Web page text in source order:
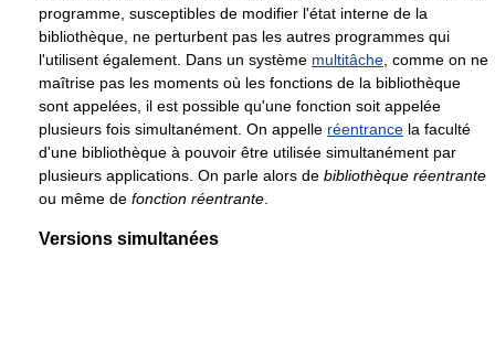
programme, susceptibles de modifier l'état interne de la
bibliothèque, ne perturbent pas les autres programmes qui
l'utilisent également. Dans un système multitâche , comme on ne
maîtrise pas les moments où les fonctions de la bibliothèque
sont appelées, il est possible qu'une fonction soit appelée
plusieurs fois simultanément. On appelle réentrance la faculté
d'une bibliothèque à pouvoir être utilisée simultanément par
plusieurs applications. On parle alors de bibliothèque réentrante
ou même de fonction réentrante
Versions simultanées